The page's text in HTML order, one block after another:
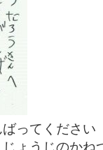
ばってくださ
ょうじのか